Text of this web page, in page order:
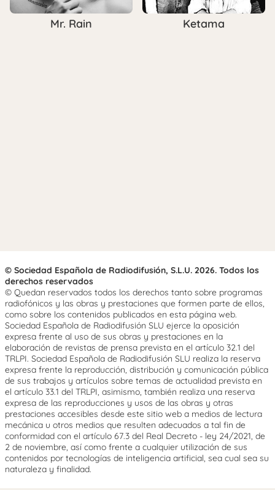
Mr. Rain Ketama
© Sociedad Española de Radiodifusión, S.L.U. 2026. Todos los
derechos reservados
© Quedan reservados todos los derechos tanto sobre programas
radiofónicos y las obras y prestaciones que formen parte de ellos,
como sobre los contenidos publicados en esta página web.
Sociedad Española de Radiodifusión SLU ejerce la oposición
expresa frente al uso de sus obras y prestaciones en la
elaboración de revistas de prensa prevista en el artículo 32.1 del
TRLPI. Sociedad Española de Radiodifusión SLU realiza la reserva
expresa frente la reproducción, distribución y comunicación pública
de sus trabajos y artículos sobre temas de actualidad prevista en
el artículo 33.1 del TRLPI, asimismo, también realiza una reserva
expresa de las reproducciones y usos de las obras y otras
prestaciones accesibles desde este sitio web a medios de lectura
mecánica u otros medios que resulten adecuados a tal fin de
conformidad con el artículo 67.3 del Real Decreto - ley 24/2021, de
2 de noviembre, así como frente a cualquier utilización de sus
contenidos por tecnologías de inteligencia artificial, sea cual sea su
naturaleza y finalidad.